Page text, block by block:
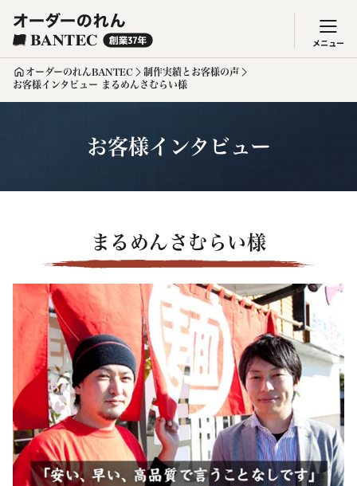
メニュー
オーダーのれんBANTEC
制作実績とお客様の声
お客様インタビュー まるめんさむらい様
お客様インタビュー
まるめんさむらい様